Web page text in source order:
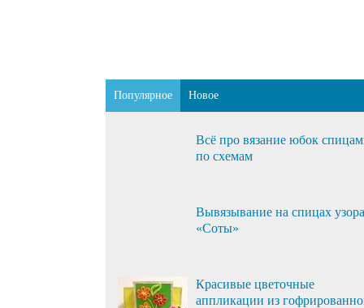
Популярное Новое
Всё про вязание юбок
по схемам
Вывязывание на спицах узора
«Соты»
Красивые цветочные
аппликации из